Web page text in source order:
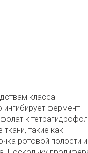
класса
ингибирует фермент
к
такие как
ротовой полости и